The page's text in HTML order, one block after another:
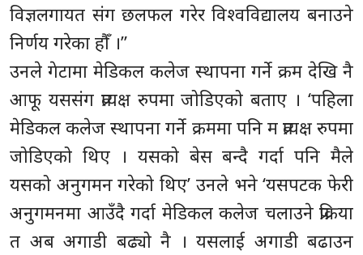
विज्ञलगायत संग छलफल गरेर विश्वविद्यालय बनाउने
निर्णय गरेका हौँ ।”
उनले गेटामा मेडिकल कलेज स्थापना गर्ने क्रम देखि नै
आफू यससंग प्रत्यक्ष रुपमा जोडिएको बताए । ‘पहिला
मेडिकल कलेज स्थापना गर्ने क्रममा पनि म प्रत्यक्ष रुपमा
जोडिएको थिए । यसको बेस बन्दै गर्दा पनि मैले
यसको अनुगमन गरेको थिए’ उनले भने ‘यसपटक फेरी
अनुगमनमा आउँदै गर्दा मेडिकल कलेज चलाउने प्रक्रिया
त अब अगाडी बढ्यो नै । यसलाई अगाडी बढाउन